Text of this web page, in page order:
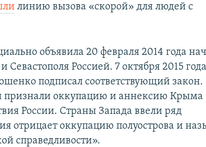
линию вызова «скорой» для людей с
объявила 20 февраля 2014 года
Россией. 7 октября 2015 года
подписал соответствующий закон.
оккупацию и аннексию Крыма
России. Страны Запада ввели ряд
отрицает оккупацию полуострова и
справедливости».